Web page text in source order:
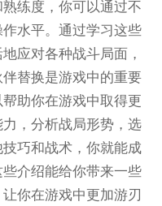
练度，你可以通过不
水平。通过学习这些
应对各种战斗局面，
替换是游戏中的重要
助你在游戏中取得更
，分析战局形势，选
巧和战术，你就能成
介绍能给你带来一些
你在游戏中更加游刃